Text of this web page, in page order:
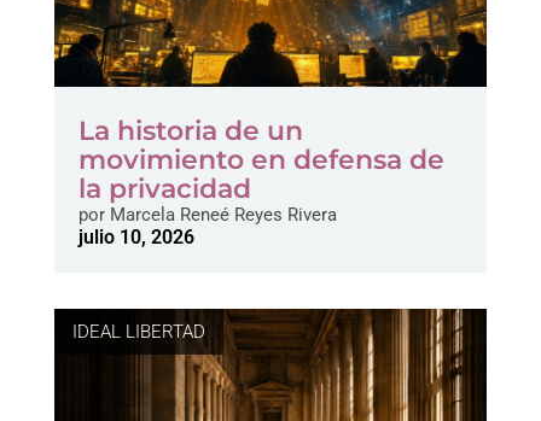
La historia de un
movimiento en defensa de
la privacidad
porMarcela Reneé Reyes Rivera
julio 10, 2026
IDEAL LIBERTAD